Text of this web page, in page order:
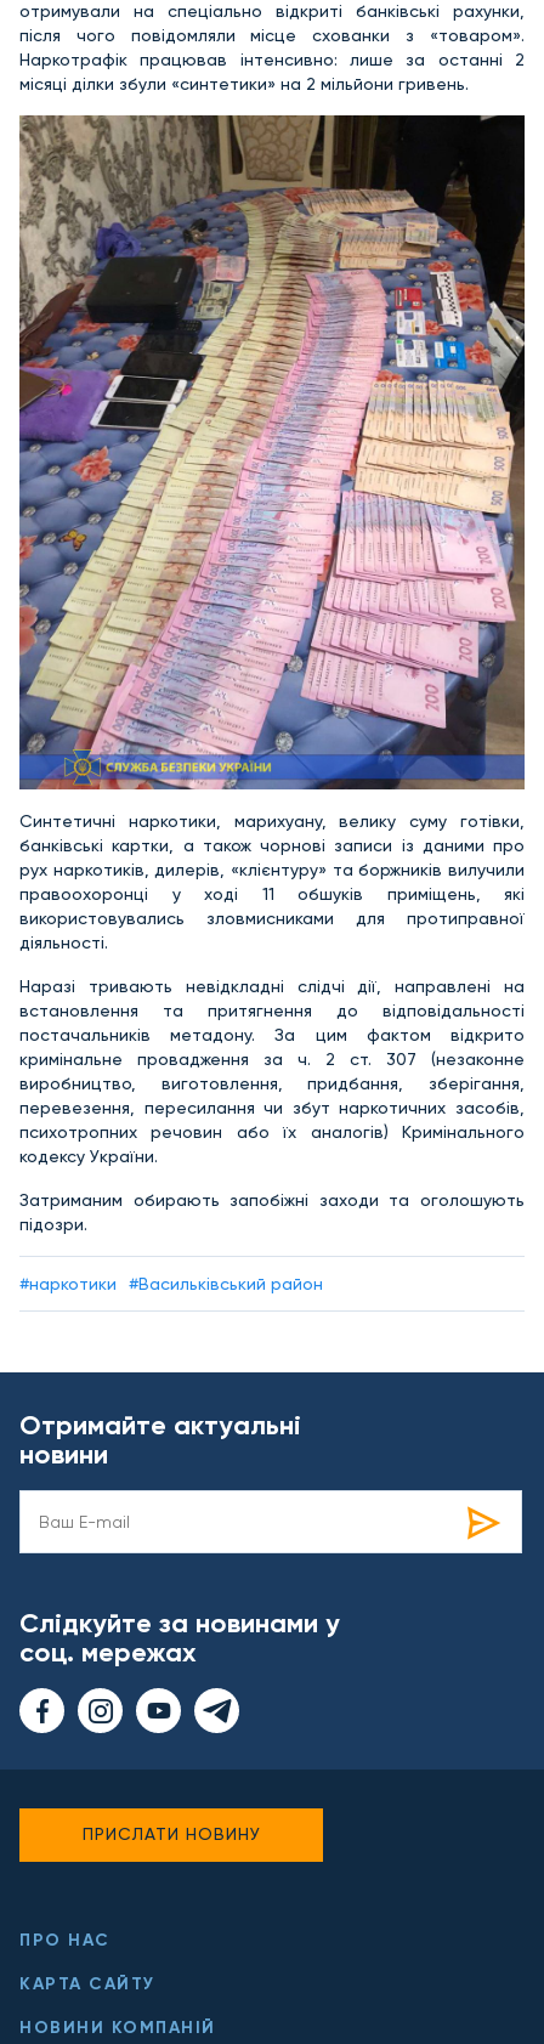
отримували на спеціально відкриті банківські рахунки,
після чого повідомляли місце схованки з «товаром».
Наркотрафік працював інтенсивно: лише за останні 2
місяці ділки збули «синтетики» на 2 мільйони гривень.
Синтетичні наркотики, марихуану, велику суму готівки,
банківські картки, а також чорнові записи із даними про
рух наркотиків, дилерів, «клієнтуру» та боржників вилучили
правоохоронці у ході 11 обшуків приміщень, які
використовувались зловмисниками для протиправної
діяльності.
Наразі тривають невідкладні слідчі дії, направлені на
встановлення та притягнення до відповідальності
постачальників метадону. За цим фактом відкрито
кримінальне провадження за ч. 2 ст. 307 (незаконне
виробництво, виготовлення, придбання, зберігання,
перевезення, пересилання чи збут наркотичних засобів,
психотропних речовин або їх аналогів) Кримінального
кодексу України.
Затриманим обирають запобіжні заходи та оголошують
підозри.
#наркотики #Васильківський район
Отримайте актуальні
новини
Слідкуйте за новинами у
соц. мережах
ПРО НАС
КАРТА САЙТУ
НОВИНИ КОМПАНІЙ
ПРИСЛАТИ НОВИНУ